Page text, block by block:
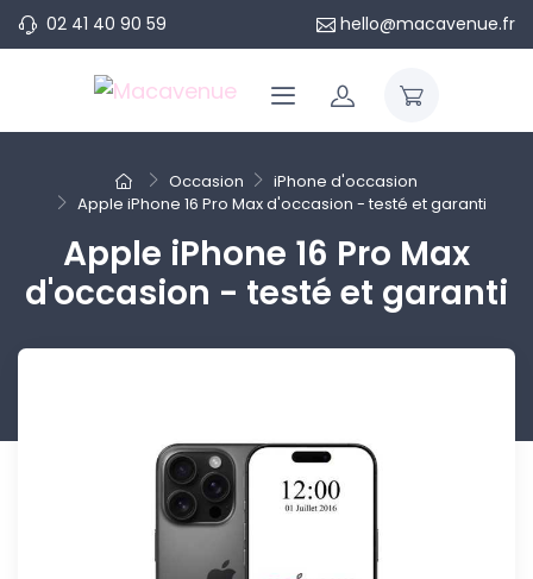
02 41 40 90 59 hello@macavenue.fr
Occasion
iPhone d'occasion
Apple iPhone 16 Pro Max d'occasion - testé et garanti
Apple iPhone 16 Pro Max
d'occasion - testé et garanti